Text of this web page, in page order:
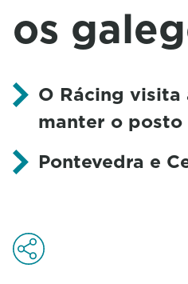
os
O Rácing visita
manter o posto
Pontevedra e